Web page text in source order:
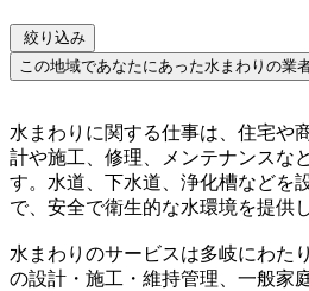
絞り込み
この地域であなたにあった水まわりの業
水まわりに関する仕事は、住宅や
計や施工、修理、メンテナンスな
す。水道、下水道、浄化槽などを
で、安全で衛生的な水環境を提供
水まわりのサービスは多岐にわた
の設計・施工・維持管理、一般家